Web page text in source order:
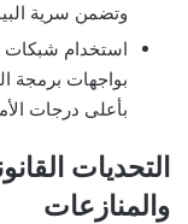
وتضمن سرية
بواجهات برمجة
بأعلى درجات
التحديات
والمنازعات